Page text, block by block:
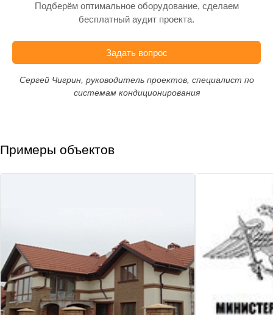
Подберём оптимальное оборудование, сделаем
бесплатный аудит проекта.
Задать вопрос
Сергей Чигрин, руководитель проектов, специалист по
системам кондиционирования
Примеры объектов